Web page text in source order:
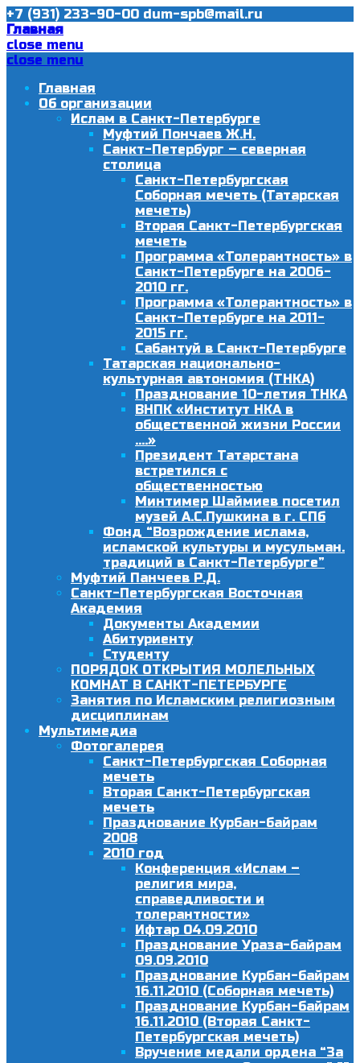
+7 (931) 233-90-00 dum-spb@mail.ru
Главная
close menu
close menu
Главная
Об организации
Ислам в Санкт-Петербурге
Муфтий Пончаев Ж.Н.
Санкт-Петербург – северная
столица
Санкт-Петербургская
Соборная мечеть (Татарская
мечеть)
Вторая Санкт-Петербургская
мечеть
Программа «Толерантность» в
Санкт-Петербурге на 2006-
2010 гг.
Программа «Толерантность» в
Санкт-Петербурге на 2011-
2015 гг.
Сабантуй в Санкт-Петербурге
Татарская национально-
культурная автономия (ТНКА)
Празднование 10-летия ТНКА
ВНПК «Институт НКА в
общественной жизни России
….»
Президент Татарстана
встретился с
общественностью
Минтимер Шаймиев посетил
музей А.С.Пушкина в г. СПб
Фонд “Возрождение ислама,
исламской культуры и мусульман.
традиций в Санкт-Петербурге”
Муфтий Панчеев Р.Д.
Санкт-Петербургская Восточная
Академия
Документы Академии
Абитуриенту
Студенту
ПОРЯДОК ОТКРЫТИЯ МОЛЕЛЬНЫХ
КОМНАТ В САНКТ-ПЕТЕРБУРГЕ
Занятия по Исламским религиозным
дисциплинам
Мультимедиа
Фотогалерея
Санкт-Петербургская Соборная
мечеть
Вторая Санкт-Петербургская
мечеть
Празднование Курбан-байрам
2008
2010 год
Конференция «Ислам –
религия мира,
справедливости и
толерантности»
Ифтар 04.09.2010
Празднование Ураза-байрам
09.09.2010
Празднование Курбан-байрам
16.11.2010 (Соборная мечеть)
Празднование Курбан-байрам
16.11.2010 (Вторая Санкт-
Петербургская мечеть)
Вручение медали ордена “За